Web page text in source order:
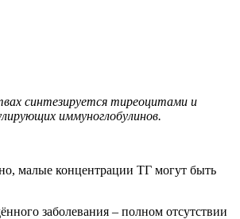
синтезируется тиреоцитами и
иммуноглобулинов.
малые концентрации ТГ могут быть
заболевания – полном отсутствии